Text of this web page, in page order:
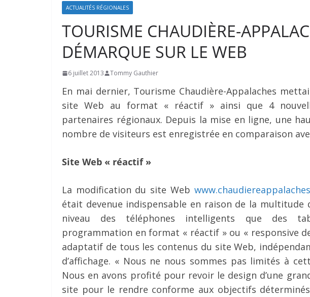
ACTUALITÉS RÉGIONALES
TOURISME CHAUDIÈRE-
DÉMARQUE SUR LE WEB
6 juillet 2013 Tommy Gauthier
En mai dernier, Tourisme Chaudière-Appalaches
site Web au format « réactif » ainsi que 4
partenaires régionaux. Depuis la mise en ligne, une
nombre de visiteurs est enregistrée en comparaison
Site Web « réactif »
La modification du site Web
était devenue indispensable en raison de la multitude
niveau des téléphones intelligents que des
programmation en format « réactif » ou « responsive
adaptatif de tous les contenus du site Web,
d’affichage. « Nous ne nous sommes pas limités à
Nous en avons profité pour revoir le design d’une
site pour le rendre conforme aux objectifs